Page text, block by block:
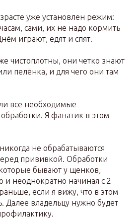
уже установлен режим:
сами, их не надо кормить
играют, едят и спят.
чистоплотны, они четко знают
пелёнка, и для чего они там
все необходимые
Я фанатик в этом
не обрабатываются
прививкой. Обработки
бывают у щенков,
и неоднократно начиная с 2
если я вижу, что в этом
Далее владельцу нужно будет